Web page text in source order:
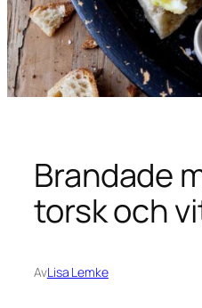
Brandade
torsk och
AvLisa Lemke